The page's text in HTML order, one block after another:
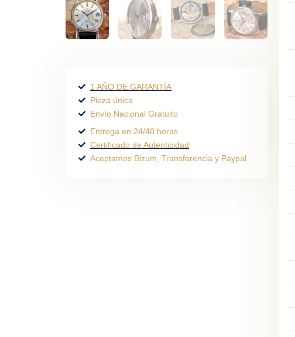
1 AÑO DE GARANTÍA
Pieza única
Envío Nacional Gratuito
Entrega en 24/48 horas
Certificado de Autenticidad
Aceptamos Bizum, Transferencia y Paypal